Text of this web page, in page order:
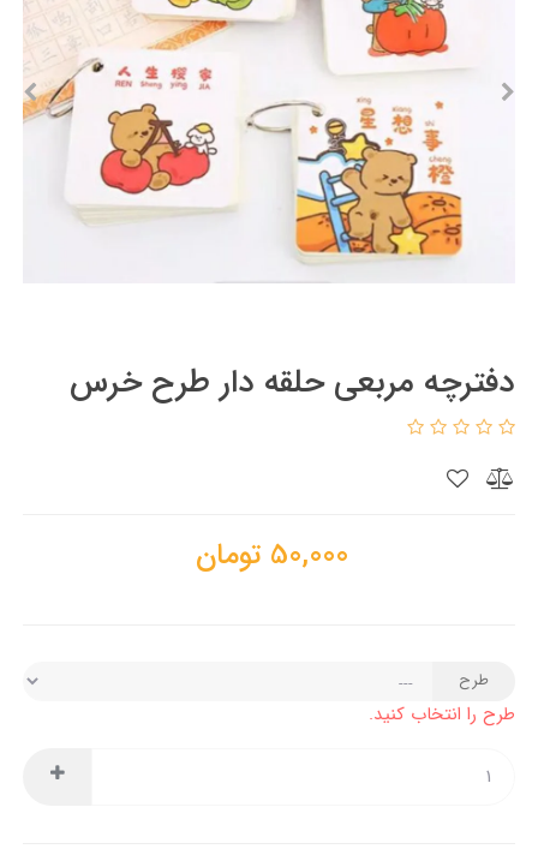
دفترچه مربعی حلقه دار طرح خرس
50,000 تومان
طرح
طرح را انتخاب کنید.